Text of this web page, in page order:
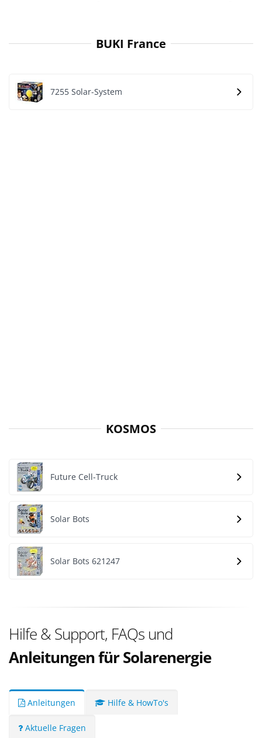
BUKI France
7255 Solar-System
KOSMOS
Future Cell-Truck
Solar Bots
Solar Bots 621247
Hilfe & Support, FAQs und
Anleitungen für Solarenergie
Anleitungen Hilfe & HowTo's
Aktuelle Fragen